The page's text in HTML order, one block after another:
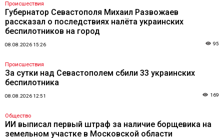
Происшествия
Губернатор Севастополя Михаил Развожаев
рассказал о последствиях налёта украинских
беспилотников на город
08.08.2026 15:26 95
Происшествия
За сутки над Севастополем сбили 33 украинских
беспилотника
08.08.2026 12:51 169
Общество
ИИ выписал первый штраф за наличие борщевика на
земельном участке в Московской области